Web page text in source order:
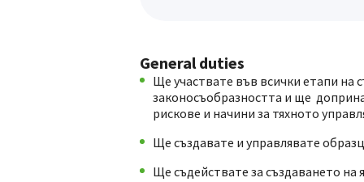
General duties
Ще участвате във всички етапи на
законосъобразността и ще
рискове и начини за тяхното
Ще създавате и управлявате
Ще съдействате за създаването